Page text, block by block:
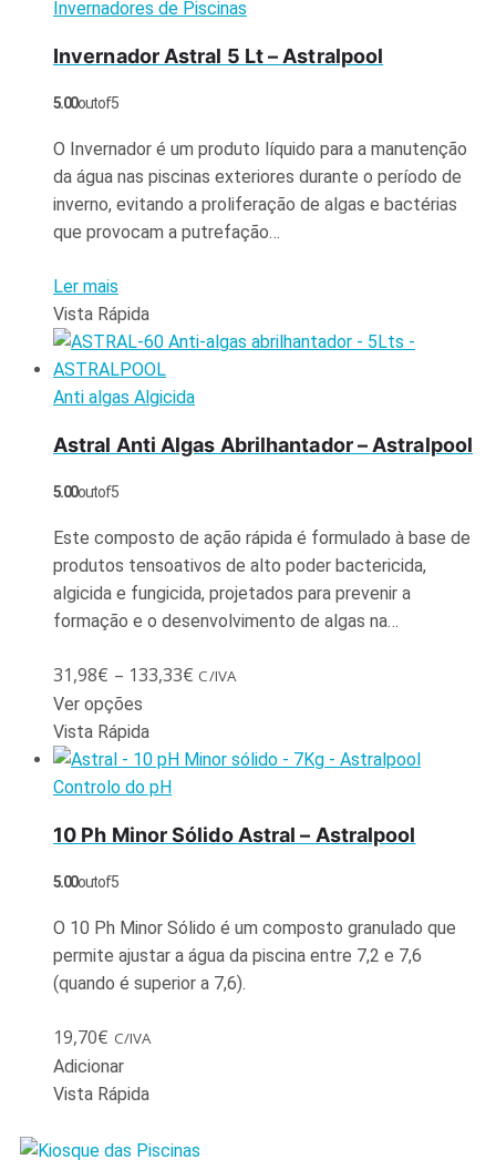
Invernadores de Piscinas
Invernador Astral 5 Lt – Astralpool
5.00out of 5
O Invernador é um produto líquido para a manutenção
da água nas piscinas exteriores durante o período de
inverno, evitando a proliferação de algas e bactérias
que provocam a putrefação…
Ler mais
Vista Rápida
Anti algas Algicida
Astral Anti Algas Abrilhantador – Astralpool
5.00out of 5
Este composto de ação rápida é formulado à base de
produtos tensoativos de alto poder bactericida,
algicida e fungicida, projetados para prevenir a
formação e o desenvolvimento de algas na…
31,98€ – 133,33€ C/IVA
Ver opções
Vista Rápida
Controlo do pH
10 Ph Minor Sólido Astral – Astralpool
5.00out of 5
O 10 Ph Minor Sólido é um composto granulado que
permite ajustar a água da piscina entre 7,2 e 7,6
(quando é superior a 7,6).
19,70€ C/IVA
Adicionar
Vista Rápida